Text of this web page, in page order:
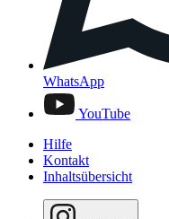
WhatsApp
YouTube
Hilfe
Kontakt
Inhaltsübersicht